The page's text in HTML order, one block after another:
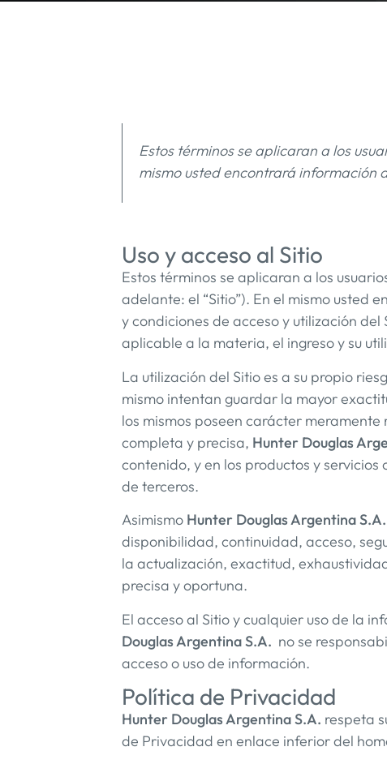
Estos términos se aplicaran a los
mismo usted encontrará información
Uso y acceso al Sitio
Estos términos se aplicaran a los
adelante: el “Sitio”). En el mismo usted
y condiciones de acceso y utilización
aplicable a la materia, el ingreso y su
La utilización del Sitio es a su propio
mismo intentan guardar la mayor
los mismos poseen carácter
completa y precisa, Hunter Douglas
contenido, y en los productos y
de terceros.
Asimismo Hunter Douglas Argentina S.A.
disponibilidad, continuidad, acceso,
la actualización, exactitud,
precisa y oportuna.
El acceso al Sitio y cualquier uso de la
Douglas Argentina S.A. no se
acceso o uso de información.
Política de Privacidad
Hunter Douglas Argentina S.A. respeta
de Privacidad en enlace inferior del